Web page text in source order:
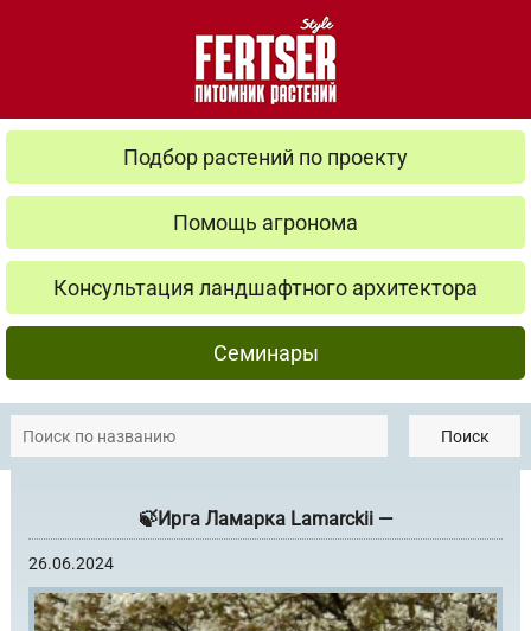
Подбор растений по проекту
Помощь агронома
Консультация ландшафтного архитектора
Семинары
Поиск
🍃Ирга Ламарка Lamarckii —
26.06.2024